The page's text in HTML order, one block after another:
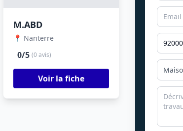
M.ABD
📍 Nanterre
0/5 (0 avis)
Voir la fiche